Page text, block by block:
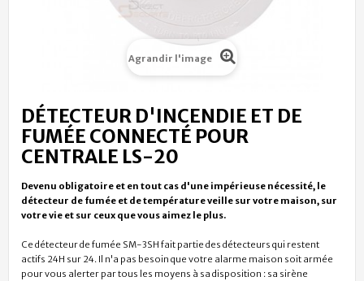
Agrandir l'image
DÉTECTEUR D'INCENDIE ET DE
FUMÉE CONNECTÉ POUR
CENTRALE LS-20
Devenu obligatoire et en tout cas d'une impérieuse nécessité, le
détecteur de fumée et de température veille sur votre maison, sur
votre vie et sur ceux que vous aimez le plus.
Ce détecteur de fumée SM-3SH fait partie des détecteurs qui restent
actifs 24H sur 24. Il n'a pas besoin que votre alarme maison soit armée
pour vous alerter par tous les moyens à sa disposition : sa sirène